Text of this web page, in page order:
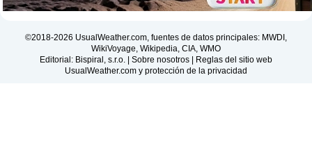
©2018-2026 UsualWeather.com, fuentes de datos principales: MWDI,
WikiVoyage, Wikipedia, CIA, WMO
Editorial: Bispiral, s.r.o. | Sobre nosotros | Reglas del sitio web
UsualWeather.com y protección de la privacidad